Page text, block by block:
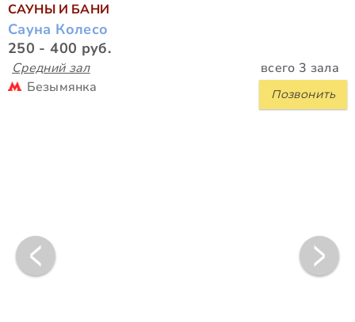
САУНЫ И БАНИ
Сауна Колесо
250 - 400 руб.
Средний зал всего 3 зала
Позвонить
Безымянка